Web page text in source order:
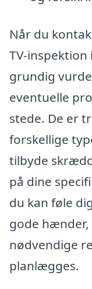
Når du
TV-inspektion
grundig
eventuelle
stede. De er
forskellige
tilbyde
på dine
du kan føle
gode
nødvendige
planlægges.